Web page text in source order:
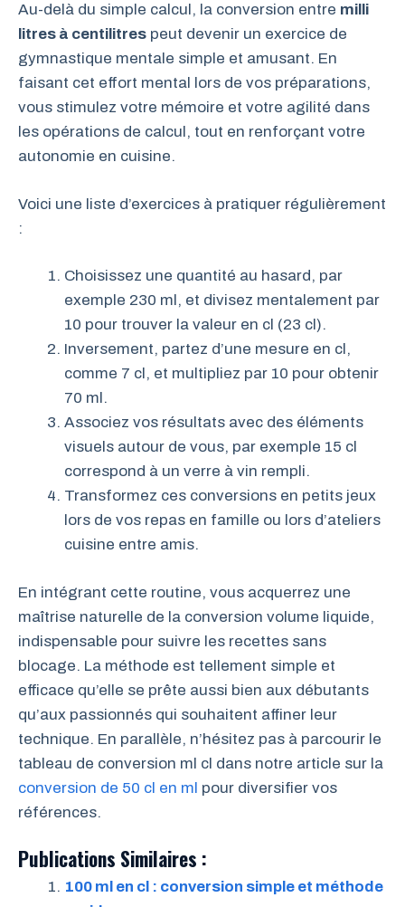
Au-delà du simple calcul, la conversion entre milli
litres à centilitres peut devenir un exercice de
gymnastique mentale simple et amusant. En
faisant cet effort mental lors de vos préparations,
vous stimulez votre mémoire et votre agilité dans
les opérations de calcul, tout en renforçant votre
autonomie en cuisine.
Voici une liste d’exercices à pratiquer régulièrement
:
Choisissez une quantité au hasard, par
exemple 230 ml, et divisez mentalement par
10 pour trouver la valeur en cl (23 cl).
Inversement, partez d’une mesure en cl,
comme 7 cl, et multipliez par 10 pour obtenir
70 ml.
Associez vos résultats avec des éléments
visuels autour de vous, par exemple 15 cl
correspond à un verre à vin rempli.
Transformez ces conversions en petits jeux
lors de vos repas en famille ou lors d’ateliers
cuisine entre amis.
En intégrant cette routine, vous acquerrez une
maîtrise naturelle de la conversion volume liquide,
indispensable pour suivre les recettes sans
blocage. La méthode est tellement simple et
efficace qu’elle se prête aussi bien aux débutants
qu’aux passionnés qui souhaitent affiner leur
technique. En parallèle, n’hésitez pas à parcourir le
tableau de conversion ml cl dans notre article sur la
conversion de 50 cl en ml pour diversifier vos
références.
Publications Similaires :
100 ml en cl : conversion simple et méthode